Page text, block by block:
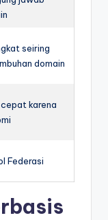
seiring
domain
karena
Federasi